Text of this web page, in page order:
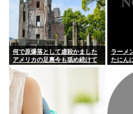
何で原爆落として虐殺かました
アメリカの足裏今も舐め続けて
るの？日本人はプライドないの?
ラーメ
たにん